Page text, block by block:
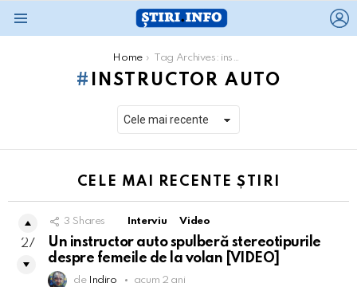
Home Tag Archives: instructor auto
INSTRUCTOR AUTO
CELE MAI RECENTE ȘTIRI
3 Shares Interviu Video
Un instructor auto spulberă stereotipurile
despre femeile de la volan [VIDEO]
de Indiro acum 2 ani
27